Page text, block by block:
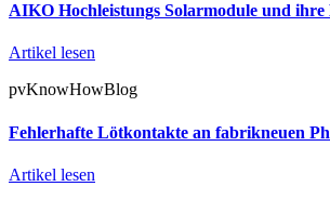
AIKO Hochleistungs Solarmodule und ihre
Artikel lesen
pvKnowHowBlog
Fehlerhafte Lötkontakte an fabrikneuen
Artikel lesen